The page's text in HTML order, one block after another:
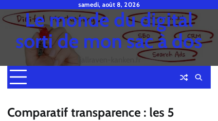
to
content
samedi, août 8, 2026
Le monde du digital
sorti de mon sac à dos
fjallraven-kanken.fr
Comparatif transparence : les 5